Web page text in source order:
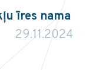
īres nama
29.11.2024